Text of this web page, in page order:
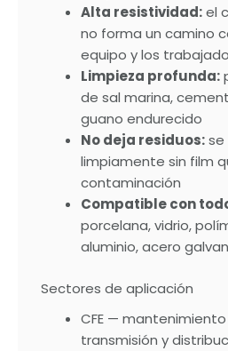
Alta resistividad:el
no forma un camino
equipo y los
Limpieza profunda:
de sal marina,
guano endurecido
No deja residuos:se
limpiamente sin film
contaminación
Compatible con
porcelana, vidrio,
aluminio, acero
Sectores de aplicación
CFE —
transmisión y